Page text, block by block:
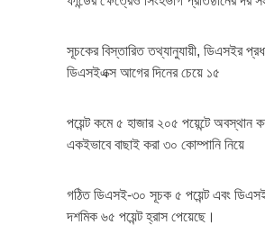
সূচকের বিস্তারিত তথ্যানুযায়ী, ডিএসইর
ডিএসইএক্স আগের দিনের চেয়ে ১৫
পয়েন্ট কমে ৫ হাজার ২০৫ পয়েন্টে অবস্থান
একইভাবে বাছাই করা ৩০ কোম্পানি নিয়ে
গঠিত ডিএসই-৩০ সূচক ৫ পয়েন্ট এবং
দশমিক ৬৫ পয়েন্ট হ্রাস পেয়েছে।